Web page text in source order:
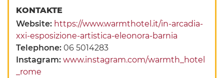
KONTAKTE
Website: https://www.warmthotel.it/in-arcadia-
xxi-esposizione-artistica-eleonora-barnia
Telephone:06 5014283
Instagram:www.instagram.com/warmth_hotel
_rome